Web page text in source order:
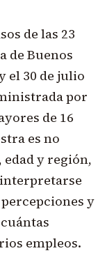
de las 23
de Buenos
el 30 de julio
por
de 16
es no
y región,
y
empleos.